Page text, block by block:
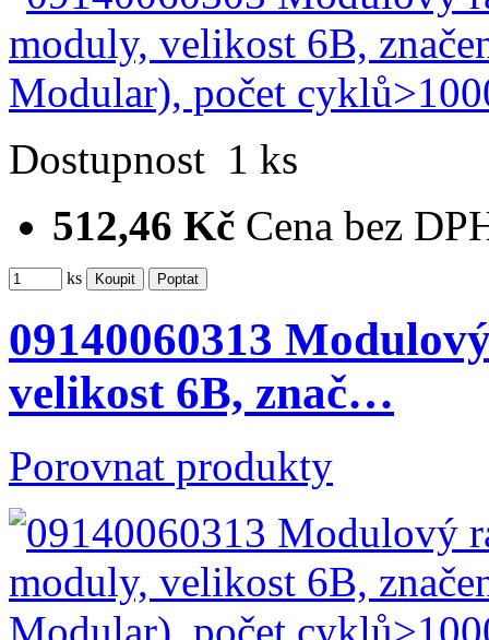
Dostupnost 1 ks
512,46 Kč Cena bez
ks
09140060313
velikost 6B, znač…
Porovnat produkty